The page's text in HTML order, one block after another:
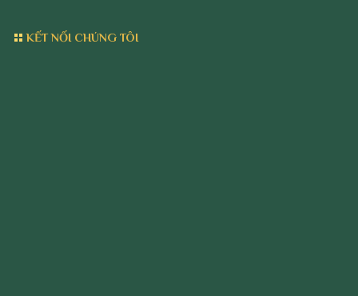
KẾT NỐI CHÚNG TÔI